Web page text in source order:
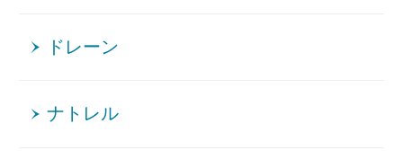
ドレーン
ナトレル